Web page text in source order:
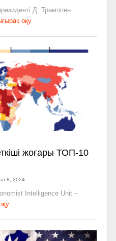
Д. Трамппен
оқу
жоғары ТОП-10
8, 2024
Intelligence Unit –